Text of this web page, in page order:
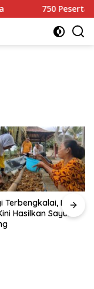
750 Peserta
Terbengkalai, Lahan
Hasilkan Sayur